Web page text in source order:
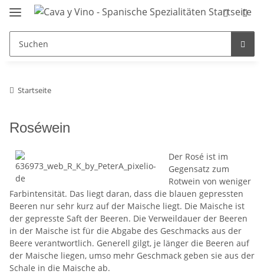
Startseite
Roséwein
Der Rosé ist im
Gegensatz zum
Rotwein von weniger
Farbintensität. Das liegt daran, dass die blauen gepressten
Beeren nur sehr kurz auf der Maische liegt. Die Maische ist
der gepresste Saft der Beeren. Die Verweildauer der Beeren
in der Maische ist für die Abgabe des Geschmacks aus der
Beere verantwortlich. Generell gilgt, je länger die Beeren auf
der Maische liegen, umso mehr Geschmack geben sie aus der
Schale in die Maische ab.